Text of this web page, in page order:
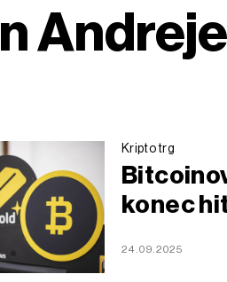
Kripto trg
konec
24.09.2025